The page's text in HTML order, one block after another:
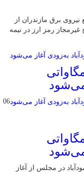
برق مازندران از
استخراج غیرمجاز رمز ارز در نیمه
نخست نیروگاه ۵۰۰ مگاواتی
می‌شود
06
نخست نیروگاه ۵۰۰ مگاواتی
می‌شود
در مجلس از آغاز